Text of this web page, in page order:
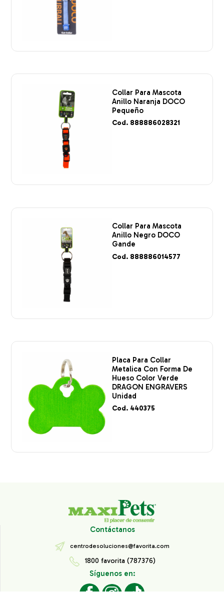
Collar Para Mascota
Anillo Naranja DOCO
Pequeño
Cod. 888886028321
Collar Para Mascota
Anillo Negro DOCO
Gande
Cod. 888886014577
Placa Para Collar
Metalica Con Forma De
Hueso Color Verde
DRAGON ENGRAVERS
Unidad
Cod. 440375
Contáctanos
centrodesoluciones@favorita.com
1800 favorita (787376)
Síguenos en: